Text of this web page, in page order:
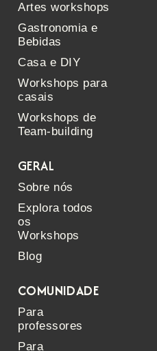
Artes workshops
Gastronomia e
Bebidas
Casa e DIY
Workshops para
casais
Workshops de
Team-building
GERAL
Sobre nós
Explora todos
os
Workshops
Blog
COMUNIDADE
Para
professores
Para